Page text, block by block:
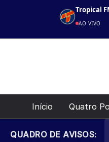
Tropical
AO VIVO
Início Quatro
QUADRO DE AVISOS:
DE SAÚDE CONVIDA